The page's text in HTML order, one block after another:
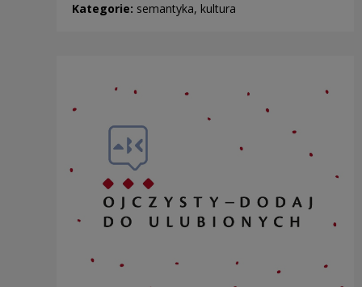
Kategorie: semantyka, kultura